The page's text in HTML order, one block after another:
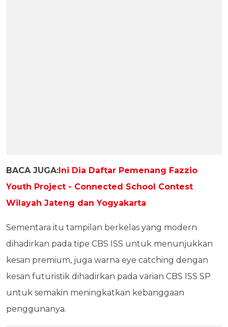
BACA JUGA:Ini Dia Daftar Pemenang Fazzio
Youth Project - Connected School Contest
Wilayah Jateng dan Yogyakarta
Sementara itu tampilan berkelas yang modern
dihadirkan pada tipe CBS ISS untuk menunjukkan
kesan premium, juga warna eye catching dengan
kesan futuristik dihadirkan pada varian CBS ISS SP
untuk semakin meningkatkan kebanggaan
penggunanya.